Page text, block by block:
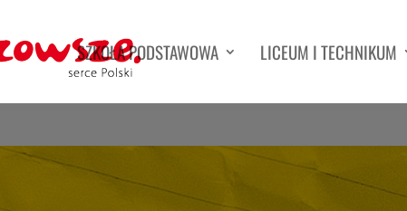
SZKOŁA PODSTAWOWA LICEUM I TECHNIKUM